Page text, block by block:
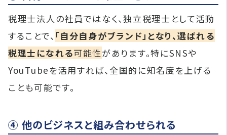
税理士法人の社員ではなく、独立税理士として活動
することで、 「自分自身がブランド」となり、選ばれる
税理士になれる可能性があります。特にSNSや
YouTubeを活用すれば、全国的に知名度を上げる
ことも可能です。
④ 他のビジネスと組み合わせられる